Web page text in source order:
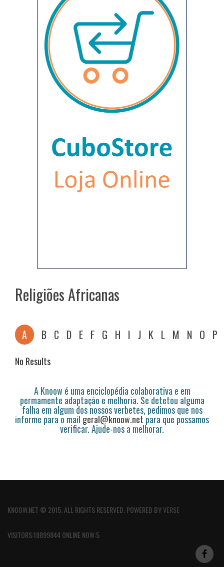
Religiões Africanas
A B C D E F G H I J K L M N O P
No Results
A Knoow é uma enciclopédia colaborativa e em
permamente adaptação e melhoria. Se detetou alguma
falha em algum dos nossos verbetes, pedimos que nos
informe para o mail geral@knoow.netpara que possamos
verificar. Ajude-nos a melhorar.
KNOOW.NET © 2015. ALL RIGHTS RESERVED. POWERED BYVERSE
VISITORS:18899844 ONLINE NOW:5